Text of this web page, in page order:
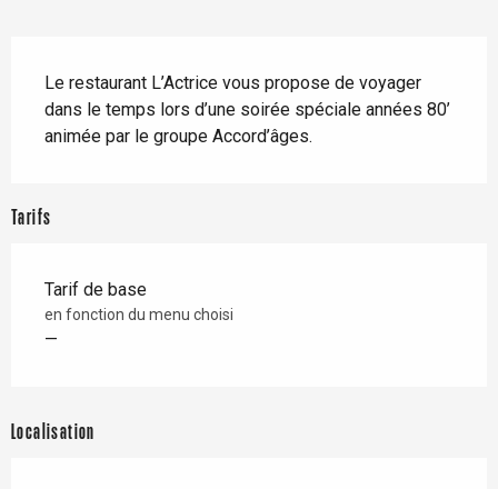
Le restaurant L’Actrice vous propose de voyager
dans le temps lors d’une soirée spéciale années 80’
animée par le groupe Accord’âges.
Tarifs
Tarif de base
en fonction du menu choisi
—
Localisation